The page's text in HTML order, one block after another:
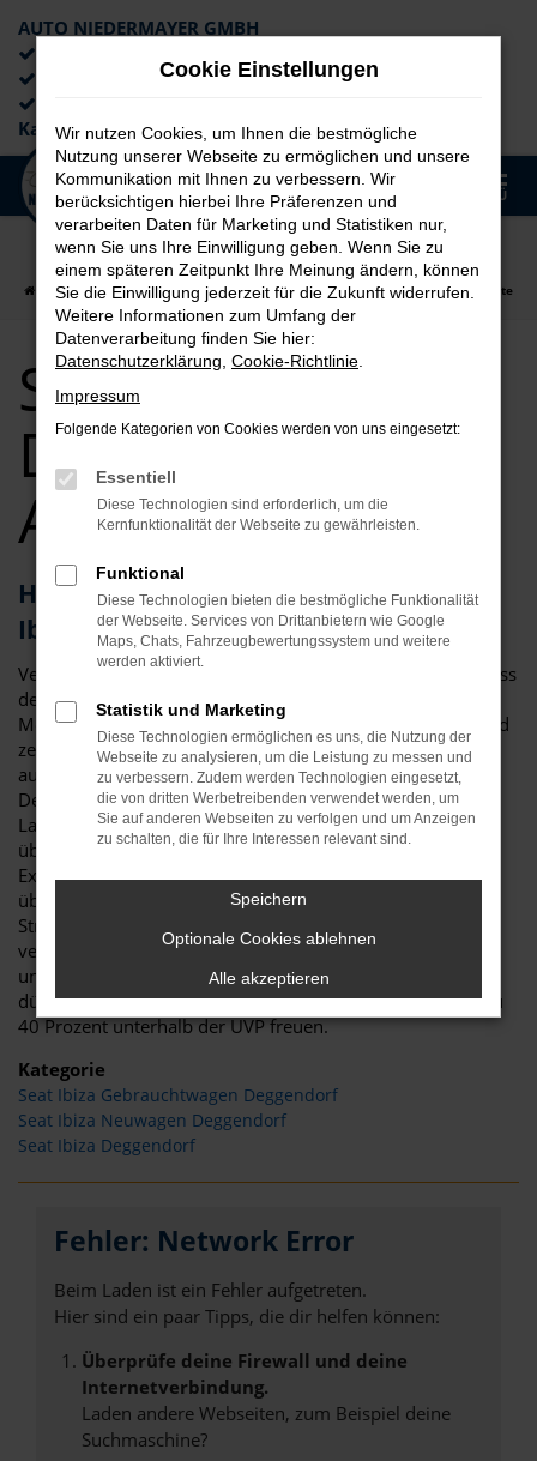
Zum
Hauptinhalt
springen
AUTO NIEDERMAYER GMBH
Lieferung an die Haustür
Kaufabwicklung
MENÜ
Startseite Deggendorf Seat Seat Ibiza für Deggendorf Top Angebote
Seat Ibiza für
Deggendorf Top
Angebote
Herausragendes Fahrzeug: der Seat
Ibiza für Deggendorf
Vergleichstest und Erfahrungsberichte zeigen eindeutig, dass
der Seat Ibiza ein erstklassiges Fahrzeug ist. Für Ihre
Mobilität in Deggendorf ist das Modell perfekt geeignet und
zeichnet sich sowohl durch seine Verarbeitungsqualität als
auch die vielen Extras aus. Nicht nur im Stadtverkehr in
Deggendorf ist der Seat Ibiza die beste Wahl: auch auf
Landstraße und Autobahn erweist sich das Modell als
überzeugend. Bei Auto Niedermayer verstehen wir uns als
Experten rund um den Seat Ibiza und haben – im
übertragenen Sinne – bereits zahlreiche Modelle auf die
Straßen von Deggendorf geschickt. Als Familienbetrieb
verfügen wir über eine Erfahrung von mehr als 40 Jahren
und beraten Sie gerne fair und kompetent. Darüber hinaus
dürfen Sie sich auf durch und durch attraktive Preise bis zu
40 Prozent unterhalb der UVP freuen.
Kategorie
Seat Ibiza Gebrauchtwagen Deggendorf
Seat Ibiza Neuwagen Deggendorf
Seat Ibiza Deggendorf
Fehler: Network Error
Beim Laden ist ein Fehler aufgetreten.
Hier sind ein paar Tipps, die dir helfen können:
Überprüfe deine Firewall und deine
Internetverbindung.
Laden andere Webseiten, zum Beispiel deine
Suchmaschine?
Cookie Einstellungen
Wir nutzen Cookies, um Ihnen die bestmögliche
Nutzung unserer Webseite zu ermöglichen und unsere
Kommunikation mit Ihnen zu verbessern. Wir
berücksichtigen hierbei Ihre Präferenzen und
verarbeiten Daten für Marketing und Statistiken nur,
wenn Sie uns Ihre Einwilligung geben. Wenn Sie zu
einem späteren Zeitpunkt Ihre Meinung ändern, können
Sie die Einwilligung jederzeit für die Zukunft widerrufen.
Weitere Informationen zum Umfang der
Datenverarbeitung finden Sie hier:
Datenschutzerklärung Cookie-Richtlinie
Impressum
Folgende Kategorien von Cookies werden von uns eingesetzt:
Essentiell
Diese Technologien sind erforderlich, um die
Kernfunktionalität der Webseite zu gewährleisten.
Funktional
Diese Technologien bieten die bestmögliche Funktionalität
der Webseite. Services von Drittanbietern wie Google
Maps, Chats, Fahrzeugbewertungssystem und weitere
werden aktiviert.
Statistik und Marketing
Diese Technologien ermöglichen es uns, die Nutzung der
Webseite zu analysieren, um die Leistung zu messen und
zu verbessern. Zudem werden Technologien eingesetzt,
die von dritten Werbetreibenden verwendet werden, um
Sie auf anderen Webseiten zu verfolgen und um Anzeigen
zu schalten, die für Ihre Interessen relevant sind.
Speichern
Optionale Cookies ablehnen
Alle akzeptieren